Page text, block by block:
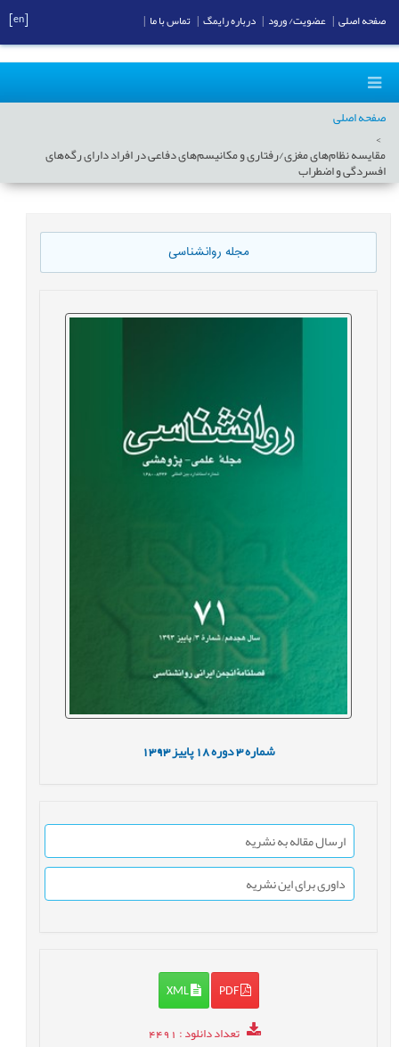
صفحه اصلی
مقایسه نظام‌های مغزی/رفتاری و مکانیسم‌های دفاعی در افراد دارای رگه‌های
افسردگی و اضطراب
مجله روانشناسی
شماره3 دوره18 پاییز1393
ارسال مقاله به نشریه
داوری برای این نشریه
PDF
XML
تعداد دانلود: 4491
صفحه اصلی عضویت/ ورود درباره رایمگ تماس با ما